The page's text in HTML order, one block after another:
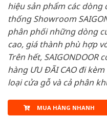
hiệu sản phẩm các
thống Showroom
phân phối những dòng
cao, giá thành phù hợp
Trên hết, SAIGONDOOR
hàng ƯU ĐÃI CAO đi
loại cửa gỗ và cả phân
MUA HÀNG NHANH